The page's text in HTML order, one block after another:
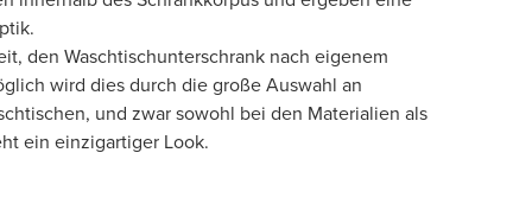
den Waschtischunterschrank nach eigenem
wird dies durch die große Auswahl an
und zwar sowohl bei den Materialien als
ein einzigartiger Look.